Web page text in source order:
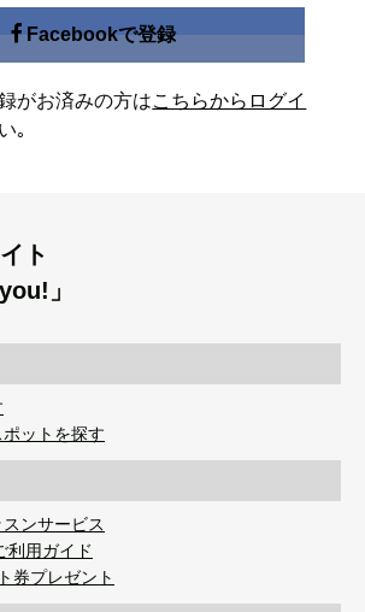
Facebookで登録
がお済みの方はこちらからログイ
｡
ト
」
ットを探す
ンサービス
利用ガイド
券プレゼント